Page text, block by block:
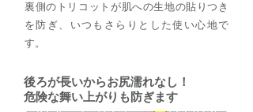
裏側のトリコットが肌への生地の貼りつき
を防ぎ、いつもさらりとした使い心地で
す。
後ろが長いからお尻濡れなし！
​危険な舞い上がりも防ぎます